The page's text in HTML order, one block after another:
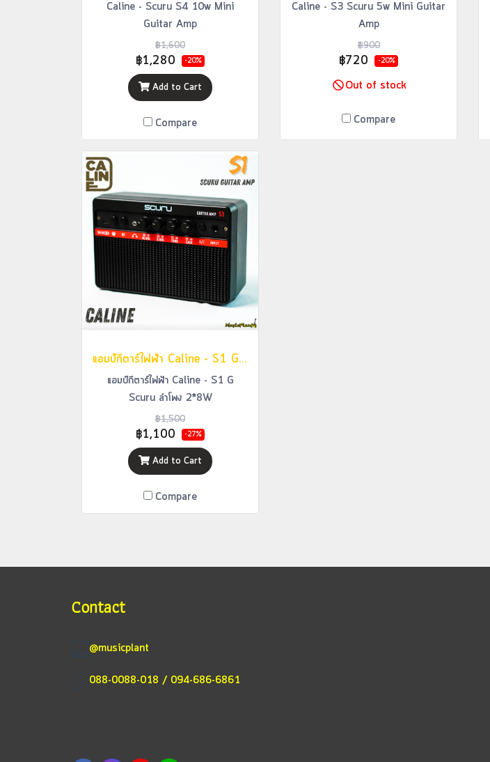
Caline - Scuru S4 10w Mini
Guitar Amp
฿1,600
฿1,280 -20%
Add to Cart
Compare
Caline - S3 Scuru 5w Mini Guitar
Amp
฿900
฿720 -20%
Out of stock
Compare
แอมป์กีตาร์ไฟฟ้า Caline - S1 G Scuru ลำโพง 2*8W
แอมป์กีตาร์ไฟฟ้า Caline - S1 G
Scuru ลำโพง 2*8W
฿1,500
฿1,100 -27%
Add to Cart
Compare
Contact
@musicplant
088-0088-018 / 094-686-6861